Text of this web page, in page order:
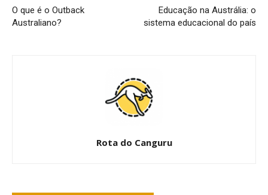
O que é o Outback
Australiano?
Educação na Austrália: o
sistema educacional do país
Rota do Canguru